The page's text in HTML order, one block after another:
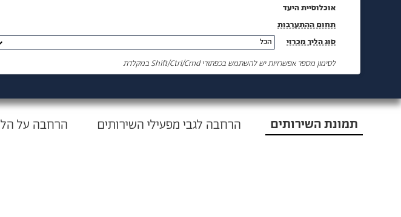
אוכלוסיית היעד
תחום ההתערבות
סוג הליך מכרזי
הכל
לסימון מספר אפשרויות יש להשתמש בכפתורי Shift/Ctrl/Cmd במקלדת
תמונת השירותים הרחבה לגבי מפעילי השירותים הרחבה על